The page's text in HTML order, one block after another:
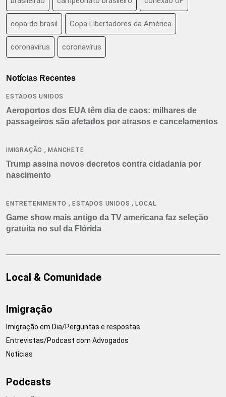
copa do brasil Copa Libertadores da América
coronavirus coronavírus
Notícias Recentes
ESTADOS UNIDOS
Aeroportos dos EUA têm dia de caos: milhares de
passageiros são afetados por atrasos e cancelamentos
IMIGRAÇÃO ,MANCHETE
Trump assina novos decretos contra cidadania por
nascimento
ENTRETENIMENTO ,ESTADOS UNIDOS ,LOCAL
Game show mais antigo da TV americana faz seleção
gratuita no sul da Flórida
Local & Comunidade
Imigração
Imigração em Dia/Perguntas e respostas
Entrevistas/Podcast com Advogados
Notícias
Podcasts